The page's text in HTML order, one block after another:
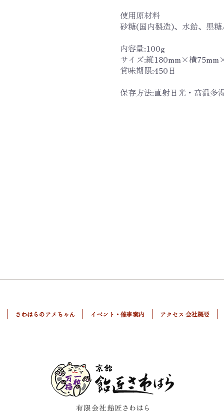
使用原材料
砂糖(国内製造)、水飴、黒
内容量:100g
サイズ:縦180mm×横
賞味期限:450日
保存方法:直射日光・高温多
さわはらのアメちゃん イベント・催事案内 アクセス 会社概要